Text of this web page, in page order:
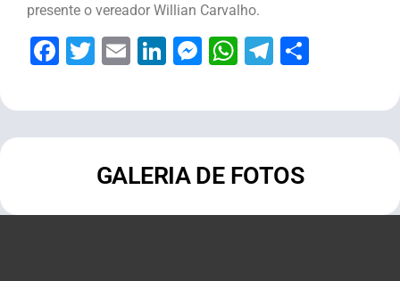
presente o vereador Willian Carvalho.
Facebook
Twitter
EmailLinkedIn
Messenger
WhatsApp
Telegram
GALERIA DE FOTOS